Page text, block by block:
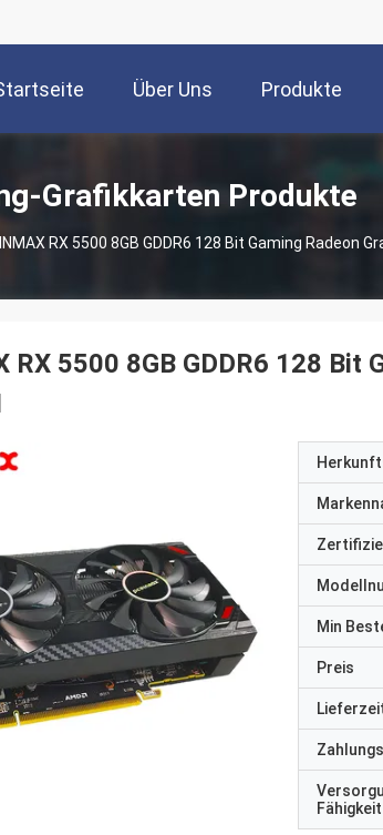
Über Uns Produkte
Grafikkarten Produkte
RX 5500 8GB GDDR6 128 Bit Gaming Radeon
RX 5500 8GB GDDR6 128
Min
Preis
Fähigkeit